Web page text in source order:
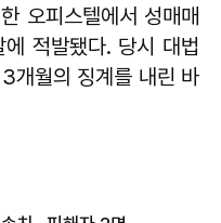
오피스텔에서 성매매
적발됐다. 당시 대법
개월의 징계를 내린 바